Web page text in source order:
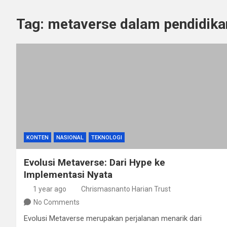
Tag: metaverse dalam
KONTEN NASIONAL TEKNOLOGI
Evolusi Metaverse: Dari Hype ke
Implementasi Nyata
1 year ago
Chrismasnanto Harian Trust
No Comments
Evolusi Metaverse merupakan perjalanan menarik dari